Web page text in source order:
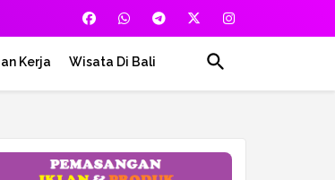
Kerja Wisata Di Bali